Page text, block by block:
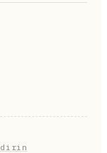
kadar
ve